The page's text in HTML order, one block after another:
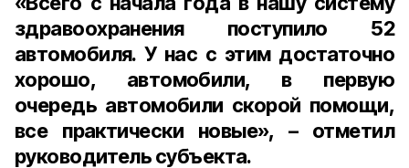
здравоохранения поступило 52
автомобиля. У нас с этим достаточно
хорошо, автомобили, в первую
очередь автомобили скорой помощи,
все практически новые», – отметил
руководитель субъекта.